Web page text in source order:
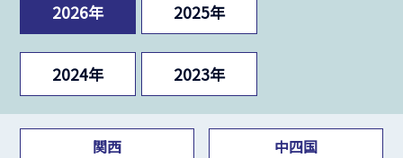
2026年 2025年
2024年 2023年
関西
中四国